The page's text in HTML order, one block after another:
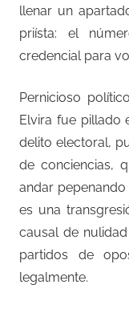
llenar un
priísta: el
credencial para
Pernicioso
Elvira fue pillado
delito electoral,
de conciencias,
andar
es una
causal de
partidos de
legalmente.